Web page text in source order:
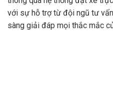
với sự hỗ trợ từ đội ngũ tư
sàng giải đáp mọi thắc mắc